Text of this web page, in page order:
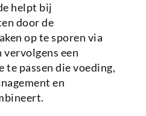
helpt bij
door de
op te sporen via
een
te passen die voeding,
en